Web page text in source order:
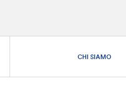
CHI SIAMO